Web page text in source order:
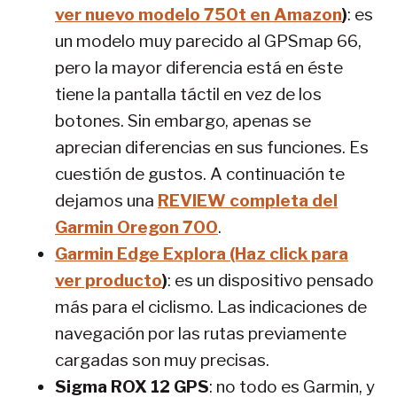
ver nuevo modelo 750t en Amazon): es
un modelo muy parecido al GPSmap 66,
pero la mayor diferencia está en éste
tiene la pantalla táctil en vez de los
botones. Sin embargo, apenas se
aprecian diferencias en sus funciones. Es
cuestión de gustos. A continuación te
dejamos una REVIEW completa del
Garmin Oregon 700.
Garmin Edge Explora (Haz click para
ver producto): es un dispositivo pensado
más para el ciclismo. Las indicaciones de
navegación por las rutas previamente
cargadas son muy precisas.
Sigma ROX 12 GPS: no todo es Garmin, y